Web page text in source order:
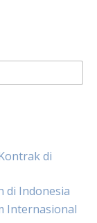
di
di Indonesia
Internasional